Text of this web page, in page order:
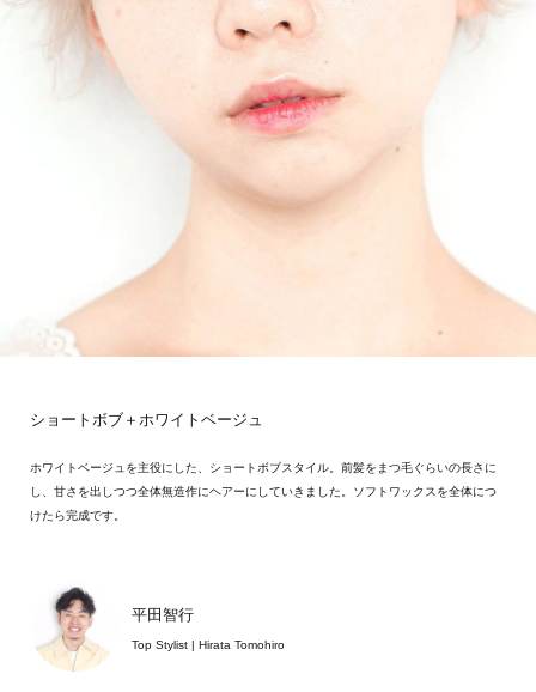
ショートボブ＋ホワイトベージュ
ホワイトベージュを主役にした、ショートボブスタイル。前髪をまつ毛ぐらいの長さに
し、甘さを出しつつ全体無造作にヘアーにしていきました。ソフトワックスを全体につ
けたら完成です。
平田智行
Top Stylist | Hirata Tomohiro